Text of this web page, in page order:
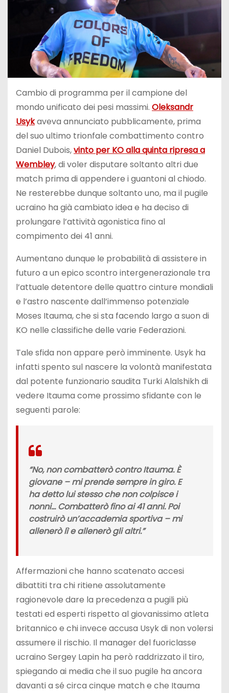
Cambio di programma per il campione del
mondo unificato dei pesi massimi. Oleksandr
Usykaveva annunciato pubblicamente, prima
del suo ultimo trionfale combattimento contro
Daniel Dubois,vinto per KO alla quinta ripresa a
Wembley, di voler disputare soltanto altri due
match prima di appendere i guantoni al chiodo.
Ne resterebbe dunque soltanto uno, ma il pugile
ucraino ha già cambiato idea e ha deciso di
prolungare l’attività agonistica fino al
compimento dei 41 anni.
Aumentano dunque le probabilità di assistere in
futuro a un epico scontro intergenerazionale tra
l’attuale detentore delle quattro cinture mondiali
e l’astro nascente dall’immenso potenziale
Moses Itauma, che si sta facendo largo a suon di
KO nelle classifiche delle varie Federazioni.
Tale sfida non appare però imminente. Usyk ha
infatti spento sul nascere la volontà manifestata
dal potente funzionario saudita Turki Alalshikh di
vedere Itauma come prossimo sfidante con le
seguenti parole:
“No, non combatterò contro Itauma. È
giovane – mi prende sempre in giro. E
ha detto lui stesso che non colpisce i
nonni… Combatterò fino ai 41 anni. Poi
costruirò un’accademia sportiva – mi
allenerò lì e allenerò gli altri.”
Affermazioni che hanno scatenato accesi
dibattiti tra chi ritiene assolutamente
ragionevole dare la precedenza a pugili più
testati ed esperti rispetto al giovanissimo atleta
britannico e chi invece accusa Usyk di non volersi
assumere il rischio. Il manager del fuoriclasse
ucraino Sergey Lapin ha però raddrizzato il tiro,
spiegando ai media che il suo pugile ha ancora
davanti a sé circa cinque match e che Itauma